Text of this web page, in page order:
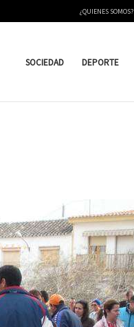
¿QUIENES SOMOS?
SOCIEDAD DEPORTE